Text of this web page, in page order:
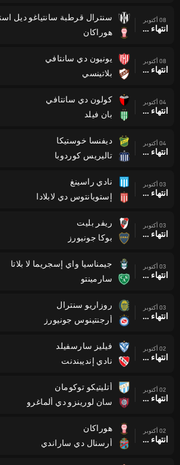
08 أكتوبر
انتهاء وقت المباراة
سنترال قرطبة سانتياغو ديل
هوراكان
08 أكتوبر
انتهاء وقت المباراة
يونيون دي سانتافي
بلاتينسي
04 أكتوبر
انتهاء وقت المباراة
كولون دي سانتافي
بان فيلد
04 أكتوبر
انتهاء وقت المباراة
ديفنسا خوستيكا
تاليريس كوردوبا
03 أكتوبر
انتهاء وقت المباراة
نادي راسينغ
إستويانتوس دي لابلادا
03 أكتوبر
انتهاء وقت المباراة
ريفر بليت
بوكا جونيورز
03 أكتوبر
انتهاء وقت المباراة
جيمناسيا واي إسجريما لا بلاتا
سارمينتو
03 أكتوبر
انتهاء وقت المباراة
روزاريو سنترال
أرجنتينوس جونيورز
02 أكتوبر
انتهاء وقت المباراة
فيليز سارسفيلد
نادي إنديبندنت
02 أكتوبر
انتهاء وقت المباراة
أتليتيكو توكومان
سان لورينزو دي ألماغرو
02 أكتوبر
انتهاء وقت المباراة
هوراكان
أرسنال دي ساراندي